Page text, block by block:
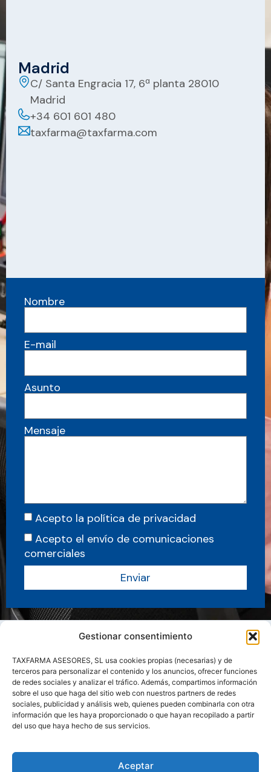
Gestionar consentimiento
TAXFARMA ASESORES, SL usa cookies propias (necesarias) y de
terceros para personalizar el contenido y los anuncios, ofrecer funciones
de redes sociales y analizar el tráfico. Además, compartimos información
sobre el uso que haga del sitio web con nuestros partners de redes
sociales, publicidad y análisis web, quienes pueden combinarla con otra
información que les haya proporcionado o que hayan recopilado a partir
del uso que haya hecho de sus servicios.
Aceptar
Madrid
C/ Santa Engracia 17, 6ª planta 28010
Madrid
+34 601 601 480
taxfarma@taxfarma.com
Nombre
E-mail
Asunto
Mensaje
Acepto la política de privacidad
Acepto el envío de comunicaciones
comerciales
Enviar
Sobre nosotros
Actualidad Manuales y Guias